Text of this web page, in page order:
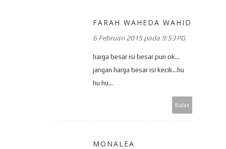
FARAH WAHEDA WAHID
6 Februari 2015 pada 9:53 PG
harga besar isi besar pun ok...
jangan harga besar isi kecik...hu
hu hu...
Balas
MONALEA